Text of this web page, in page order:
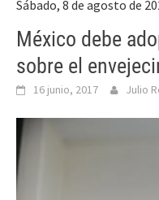
Sábado, 8 de agosto de
México debe
sobre el
16 junio, 2017 Julio